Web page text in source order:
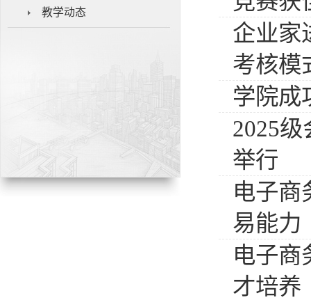
教学动态
企业家
考核模
学院成
2025
举行
电子商
易能力
电子商
才培养